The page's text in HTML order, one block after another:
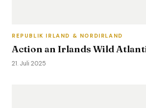
REPUBLIK IRLAND & NORDIRLAND
Action an Irlands Wild
21. Juli 2025